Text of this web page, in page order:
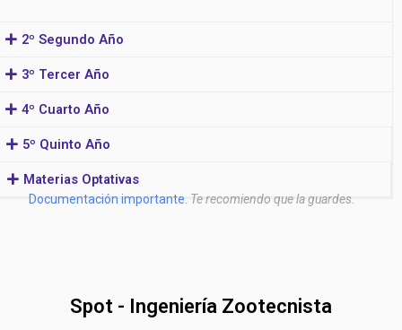
2º Segundo Año
3º Tercer Año
4º Cuarto Año
5º Quinto Año
Materias Optativas
Documentación importante. Te recomiendo que la guardes.
Spot - Ingeniería Zootecnista